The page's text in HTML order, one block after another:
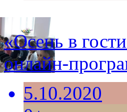
«Осень в
онлайн-
5.10.2020